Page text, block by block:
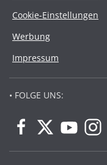
Cookie-Einstellungen
Werbung
Impressum
• FOLGE UNS: